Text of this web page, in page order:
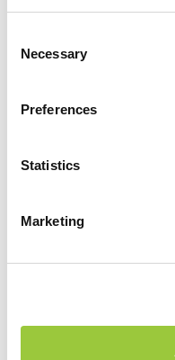
Selection
Necessary
Preferences
Statistics
Marketing
direkt am Meer, 10